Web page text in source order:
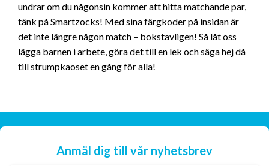
undrar om du någonsin kommer att hitta matchande par,
tänk på Smartzocks! Med sina färgkoder på insidan är
det inte längre någon match – bokstavligen! Så låt oss
lägga barnen i arbete, göra det till en lek och säga hej då
till strumpkaoset en gång för alla!
Anmäl dig till vår nyhetsbrev